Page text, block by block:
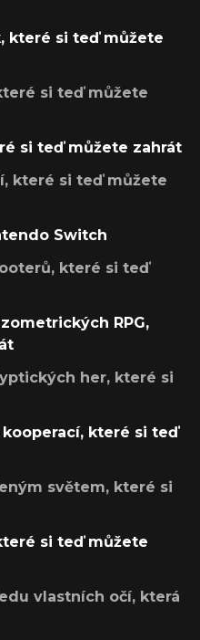
které si teď můžete
si teď můžete
si teď můžete zahrát
které si teď můžete
Switch
které si teď
RPG,
her, které si
které si teď
světem, které si
si teď můžete
vlastních očí, která